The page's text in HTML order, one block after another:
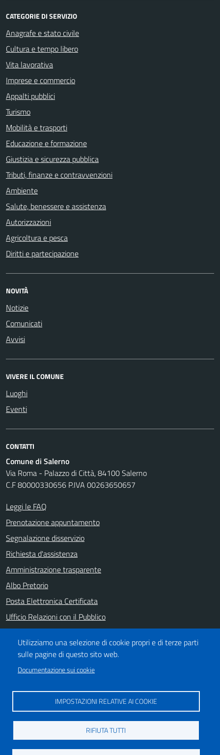
Utilizziamo una selezione di cookie propri e di terze parti
sulle pagine di questo sito web.
Documentazione sui cookie
IMPOSTAZIONI RELATIVE AI COOKIE
RIFIUTA TUTTI
CATEGORIE DI SERVIZIO
Anagrafe e stato civile
Cultura e tempo libero
Vita lavorativa
Imprese e commercio
Appalti pubblici
Turismo
Mobilità e trasporti
Educazione e formazione
Giustizia e sicurezza pubblica
Tributi, finanze e contravvenzioni
Ambiente
Salute, benessere e assistenza
Autorizzazioni
Agricoltura e pesca
Diritti e partecipazione
NOVITÀ
Notizie
Comunicati
Avvisi
VIVERE IL COMUNE
Luoghi
Eventi
CONTATTI
Comune di Salerno
Via Roma - Palazzo di Città, 84100 Salerno
C.F 80000330656 P.IVA 00263650657
Leggi le FAQ
Prenotazione appuntamento
Segnalazione disservizio
Richiesta d'assistenza
Amministrazione trasparente
Albo Pretorio
Posta Elettronica Certificata
Ufficio Relazioni con il Pubblico
Note legali
Informativa privacy